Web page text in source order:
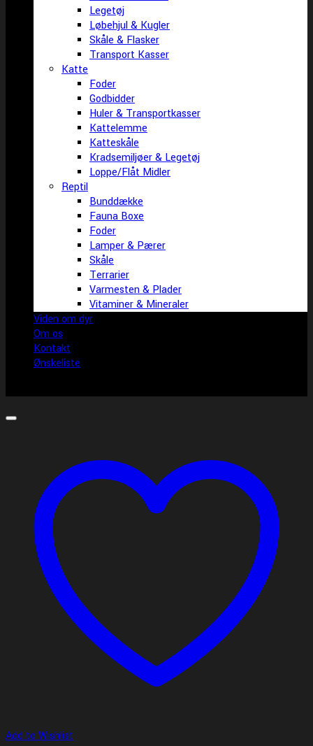
Legetøj
Løbehjul & Kugler
Skåle & Flasker
Transport Kasser
Katte
Foder
Godbidder
Huler & Transportkasser
Kattelemme
Katteskåle
Kradsemiljøer & Legetøj
Loppe/Flåt Midler
Reptil
Bunddække
Fauna Boxe
Foder
Lamper & Pærer
Skåle
Terrarier
Varmesten & Plader
Vitaminer & Mineraler
Viden om dyr
Om os
Kontakt
Ønskeliste
Add to Wishlist